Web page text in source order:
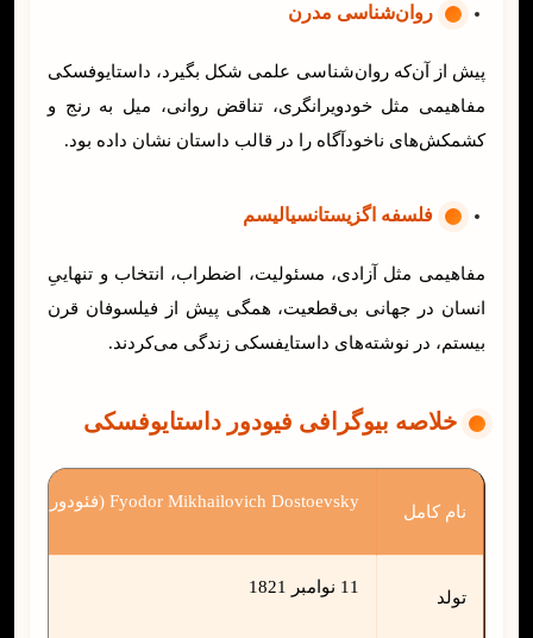
روان‌شناسی مدرن
پیش از آن‌که روان‌شناسی علمی شکل بگیرد، داستایوفسکی
مفاهیمی مثل خودویرانگری، تناقض روانی، میل به رنج و
کشمکش‌های ناخودآگاه را در قالب داستان نشان داده بود.
فلسفه‌ اگزیستانسیالیسم
مفاهیمی مثل آزادی، مسئولیت، اضطراب، انتخاب و تنهاییِ
انسان در جهانی بی‌قطعیت، همگی پیش از فیلسوفان قرن
بیستم، در نوشته‌های داستایفسکی زندگی می‌کردند.
خلاصه بیوگرافی فیودور داستایوفسکی
نام کامل
Fyodor Mikhailovich Dostoevsky (فئودور میخایلوویچ داستایوفسکی)
تولد
11 نوامبر 1821